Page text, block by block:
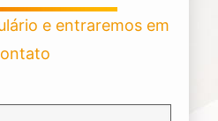
e entraremos em